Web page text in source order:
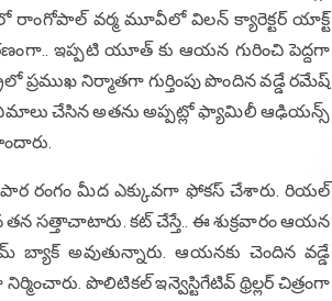
రాంగోపాల్ వర్మ మూవీలో విలన్ క్యారెక్టర్ యాక్ట్
ఇప్పటి యూత్ కు ఆయన గురించి పెద్దగా
ప్రముఖ నిర్మాతగా గుర్తింపు పొందిన వడ్డే రమేష్
చేసిన అతను అప్పట్లో ఫ్యామిలీ ఆఢియన్స్
రంగం మీద ఎక్కువగా ఫోకస్ చేశారు. రియల్
సత్తాచాటారు. కట్ చేస్తే.. ఈ శుక్రవారం ఆయన
బ్యాక్ అవుతున్నారు. ఆయనకు చెందిన వడ్డే
పొలిటికల్ ఇన్వెస్టిగేటివ్ థ్రిల్లర్ చిత్రంగా